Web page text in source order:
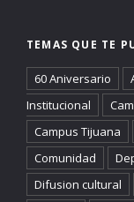
TEMAS QUE TE
60 Aniversario
Institucional
Campus Tijuana
Comunidad
Difusion cultural